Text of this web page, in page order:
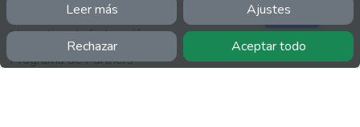
Leer más Ajustes
Rechazar Aceptar todo
Normativa de facturación
Programa de Partners
Soporte